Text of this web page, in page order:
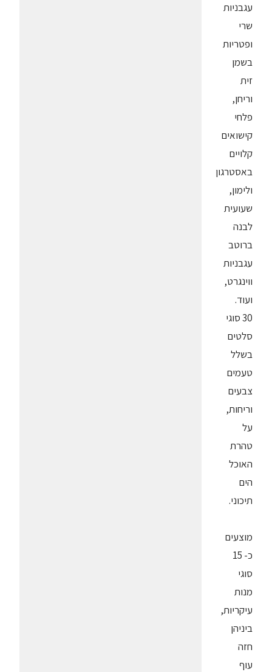
עגבניות
שרי
ופטריות
בשמן
זית
וריחן,
פלחי
קישואים
קלויים
באסטרגון
ולימון,
שעועית
לבנה
ברוטב
עגבניות
ווינגרט,
ועוד.
30 סוגי
סלטים
בשלל
טעמים
צבעים
וריחות,
על
טהרת
האוכל
הים
תיכוני.
מוצעים
כ- 15
סוגי
מנות
עיקריות,
ביניהן
חזה
עוף